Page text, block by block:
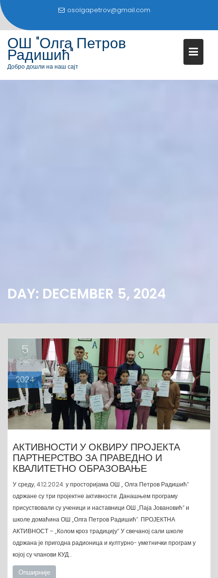
S
i
osolgapetrov@gmail.com
ОШ "Олга Петров
Радишић"
Добро дошли на наш сајт
DAY: DECEMBER 5, 2024
5
Dec
2024
АКТИВНОСТИ У ОКВИРУ ПРОЈЕКТА
ПАРТНЕРСТВО ЗА ПРАВЕДНО И
КВАЛИТЕТНО ОБРАЗОВАЊЕ
У среду, 4.12.2024. у просторијама ОШ „ Олга Петров Радишић“
одржане су три пројектне активности. Данашњем програму
присуствовали су ученици и наставници ОШ „Паја Јовановић“ и
школе домаћина ОШ „Олга Петров Радишић“. ПРОЈЕКТНА
АКТИВНОСТ – „Колом кроз традицију“ У свечаној сали школе
одржана је пригодна радионица и културно- уметнички програм у
којој су чланови КУД…
Опширније